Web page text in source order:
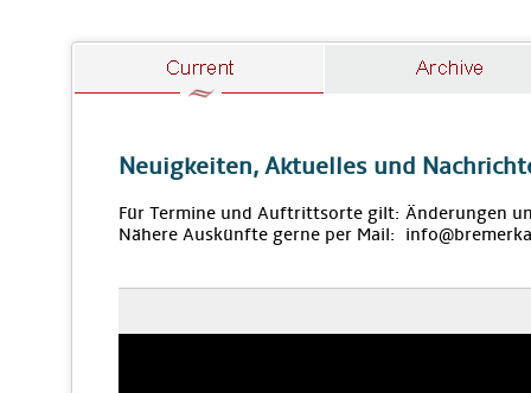
Neuigkeiten, Aktuelles und
Für Termine und Auftrittsorte gilt: Änderungen
Nähere Auskünfte gerne per Mail: